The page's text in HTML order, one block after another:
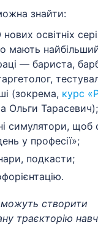
знайти:
освітніх
мають
— бариста,
(зокрема, курс
Ольги Тарасевич);
симулятори, щоб
у професії»;
подкасти;
можуть створити
траєкторію